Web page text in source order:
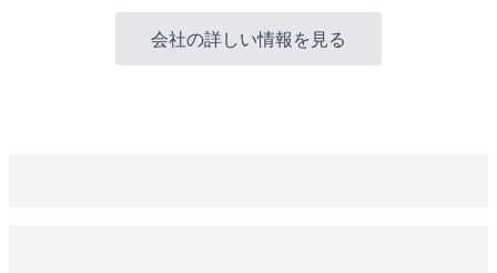
会社の詳しい情報を見る